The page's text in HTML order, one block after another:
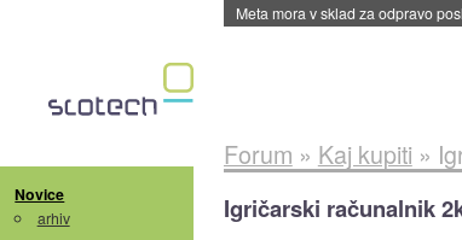
ByteDance trenira največji
Novice
arhiv
Forum » Kaj kupiti »
Igričarski računalnik